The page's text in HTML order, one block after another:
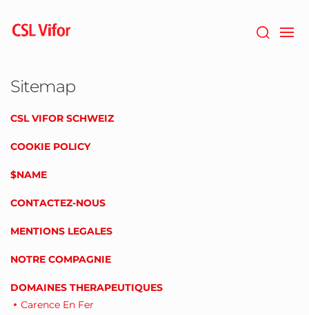
contenu
Sitemap
CSL VIFOR SCHWEIZ
COOKIE POLICY
$NAME
CONTACTEZ-NOUS
MENTIONS LEGALES
NOTRE COMPAGNIE
DOMAINES THERAPEUTIQUES
Carence En Fer